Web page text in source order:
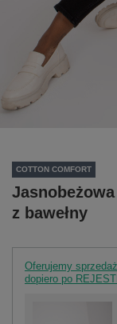
COTTON COMFORT
z bawełny
Oferujemy
dopiero po